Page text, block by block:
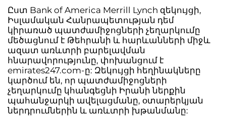
Ըստ Bank of America Merrill Lynch զեկույցի,
Իսլամական Հանրապետության դեմ
կիրառած պատժամիջոցների չեղարկումը
մեծացնում է Թեհրանի և հարևանների միջև
ազատ առևտրի բարելավման
հնարավորությունը, փոխանցում է
emirates247.com-ը: Զեկույցի հեղինակները
կարծում են, որ պատժամիջոցների
չեղարկումը կհանգեցնի Իրանի ներքին
պահանջարկի ավելացմանը, օտարերկյան
ներդրումներին և առևտրի խթանմանը: